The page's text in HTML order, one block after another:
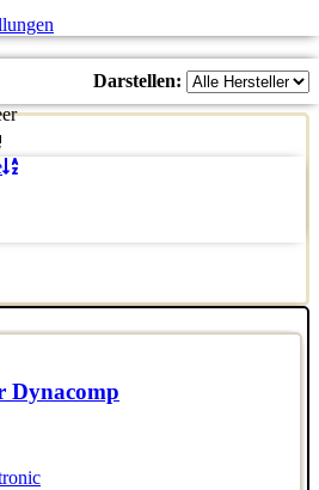
Darstellen:
Dynacomp